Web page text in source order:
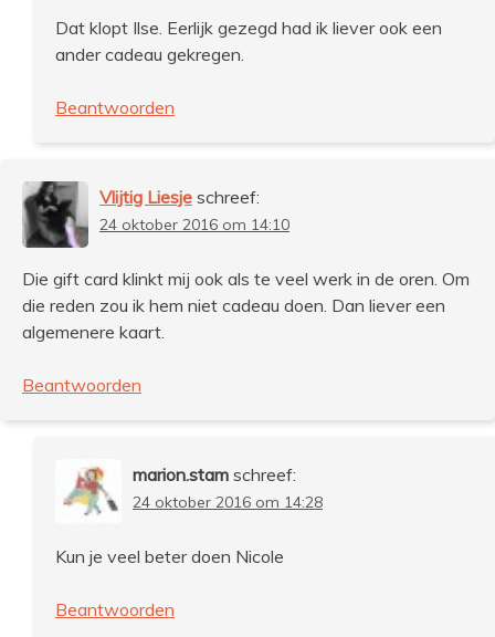
Dat klopt Ilse. Eerlijk gezegd had ik liever ook een
ander cadeau gekregen.
Beantwoorden
Vlijtig Liesje schreef:
24 oktober 2016 om 14:10
Die gift card klinkt mij ook als te veel werk in de oren. Om
die reden zou ik hem niet cadeau doen. Dan liever een
algemenere kaart.
Beantwoorden
marion.stam schreef:
24 oktober 2016 om 14:28
Kun je veel beter doen Nicole
Beantwoorden